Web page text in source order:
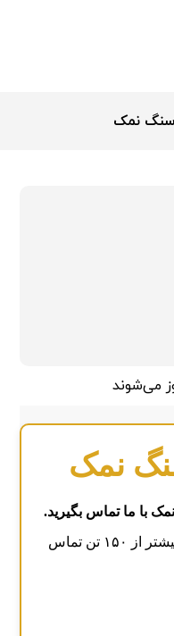
نمک
می‌شوند
نمک
با ما تماس بگیرید.
برای اطلاع از قیمت سفارشات بیشتر از ۱۵۰ تن تماس